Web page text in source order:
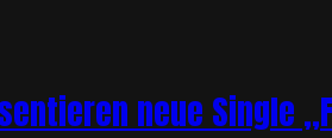
neue Single